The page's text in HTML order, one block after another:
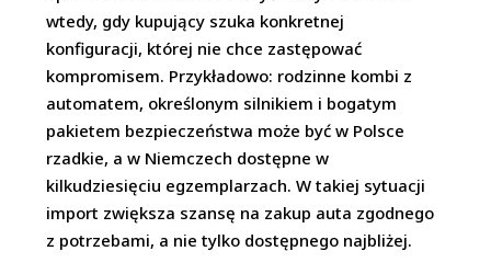
wtedy, gdy kupujący szuka konkretnej
konfiguracji, której nie chce zastępować
kompromisem. Przykładowo: rodzinne kombi z
automatem, określonym silnikiem i bogatym
pakietem bezpieczeństwa może być w Polsce
rzadkie, a w Niemczech dostępne w
kilkudziesięciu egzemplarzach. W takiej sytuacji
import zwiększa szansę na zakup auta zgodnego
z potrzebami, a nie tylko dostępnego najbliżej.